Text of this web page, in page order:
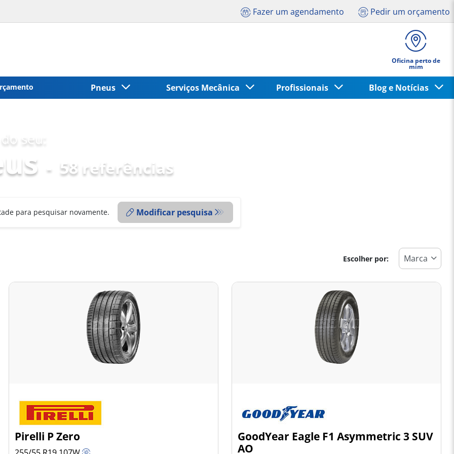
Fazer um agendamento Pedir um orçamento
Oficina perto de
mim
Pneus Serviços Mecânica Profissionais Blog e Notícias
seu:
- 58 referências
para pesquisar novamente. Modificar pesquisa
Escolher por:
Pirelli P Zero
GoodYear Eagle F1 Asymmetric 3 SUV
AO